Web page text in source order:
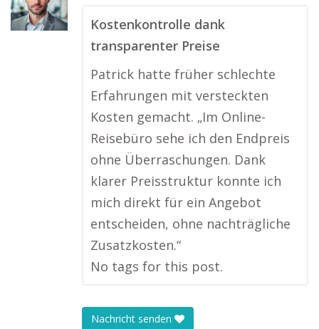
Kostenkontrolle dank
transparenter Preise
Patrick hatte früher schlechte
Erfahrungen mit versteckten
Kosten gemacht. „Im Online-
Reisebüro sehe ich den Endpreis
ohne Überraschungen. Dank
klarer Preisstruktur konnte ich
mich direkt für ein Angebot
entscheiden, ohne nachträgliche
Zusatzkosten.“
No tags for this post.
Nachricht senden